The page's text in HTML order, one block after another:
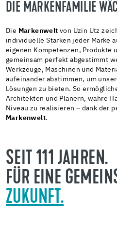
DIE MARKENFAMILIE
Die Markenwelt von Uzin Utz
individuelle Stärken jeder Marke
eigenen Kompetenzen, Produkte
gemeinsam perfekt abgestimmt
Werkzeuge, Maschinen und
aufeinander abstimmen, um
Lösungen zu bieten. So
Architekten und Planern, wahre
Niveau zu realisieren – dank der
Markenwelt.
SEIT 111 JAHREN.
FÜR EINE
ZUKUNFT.